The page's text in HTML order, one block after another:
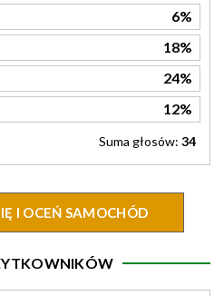
6%
18%
24%
12%
Suma głosów: 34
I OCEŃ SAMOCHÓD